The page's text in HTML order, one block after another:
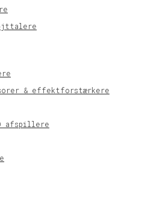
& effektforstærkere
afspillere